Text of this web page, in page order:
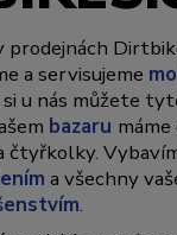
prodejnách
a servisujeme
si u nás můžete
bazaru
a všechny
.